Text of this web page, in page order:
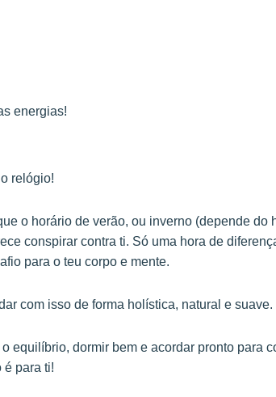
energias!
relógio!
o horário de verão, ou inverno (depende do
conspirar contra ti. Só uma hora de
para o teu corpo e mente.
com isso de forma holística, natural e suave.
equilíbrio, dormir bem e acordar pronto para
é para ti!